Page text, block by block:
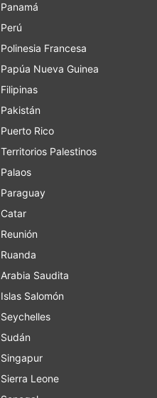
Panamá
Perú
Polinesia Francesa
Papúa Nueva Guinea
Filipinas
Pakistán
Puerto Rico
Territorios Palestinos
Palaos
Paraguay
Catar
Reunión
Ruanda
Arabia Saudita
Islas Salomón
Seychelles
Sudán
Singapur
Sierra Leone